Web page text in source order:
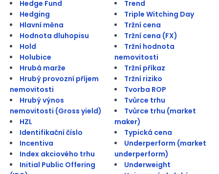
Hedge Fund
Hedging
Hlavní měna
Hodnota dluhopisu
Hold
Holubice
Hrubá marže
Hrubý provozní příjem
nemovitosti
Hrubý výnos
nemovitosti (Gross yield)
HZL
Identifikační číslo
Incentiva
Index akciového trhu
Initial Public Offering
Trend
Triple Witching Day
Tržní cena
Tržní cena (FX)
Tržní hodnota
nemovitosti
Tržní příkaz
Tržní riziko
Tvorba ROP
Tvůrce trhu
Tvůrce trhu (market
maker)
Typická cena
Underperform (market
underperform)
Underweight